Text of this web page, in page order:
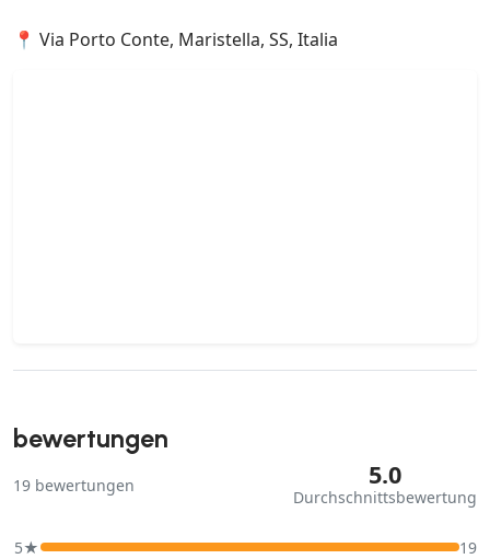
📍 Via Porto Conte, Maristella, SS, Italia
bewertungen
19 bewertungen 5.0
Durchschnittsbewertung
5★
19